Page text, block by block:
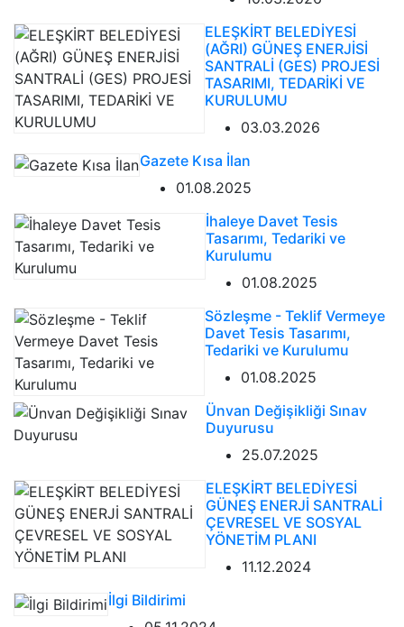
ELEŞKİRT BELEDİYESİ
(AĞRI) GÜNEŞ ENERJİSİ
SANTRALİ (GES) PROJESİ
TASARIMI, TEDARİKİ VE
KURULUMU
03.03.2026
Gazete Kısa İlan
01.08.2025
İhaleye Davet Tesis
Tasarımı, Tedariki ve
Kurulumu
01.08.2025
Sözleşme - Teklif Vermeye
Davet Tesis Tasarımı,
Tedariki ve Kurulumu
01.08.2025
Ünvan Değişikliği Sınav
Duyurusu
25.07.2025
ELEŞKİRT BELEDİYESİ
GÜNEŞ ENERJİ SANTRALİ
ÇEVRESEL VE SOSYAL
YÖNETİM PLANI
11.12.2024
İlgi Bildirimi